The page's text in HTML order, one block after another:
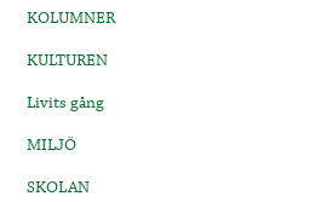
KOLUMNER
KULTUREN
Livits gång
MILJÖ
SKOLAN